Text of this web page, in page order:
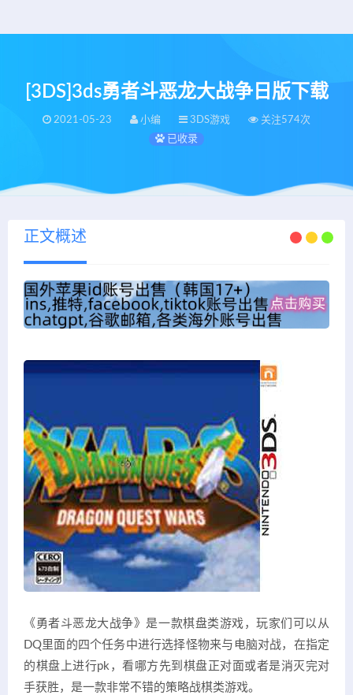
[3DS]3ds勇者斗恶龙大战争日版下载
2021-05-23 小编 3DS游戏
关注574次
已收录
正文概述
《勇者斗恶龙大战争》是一款棋盘类游戏，玩家们可以从
DQ里面的四个任务中进行选择怪物来与电脑对战，在指定
的棋盘上进行pk，看哪方先到棋盘正对面或者是消灭完对
手获胜，是一款非常不错的策略战棋类游戏。